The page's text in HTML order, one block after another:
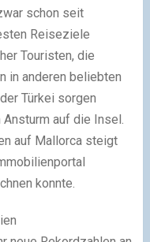
schon seit
Reiseziele
Touristen, die
in anderen beliebten
Türkei sorgen
auf die Insel.
auf Mallorca steigt
konnte.